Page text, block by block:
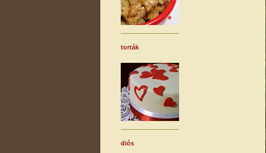
torták
diós